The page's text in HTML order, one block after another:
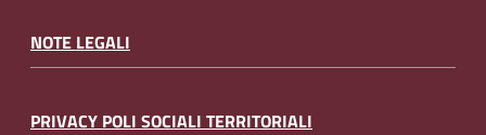
NOTE LEGALI
PRIVACY POLI SOCIALI TERRITORIALI